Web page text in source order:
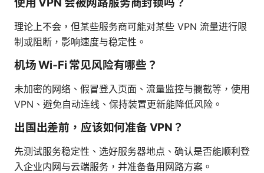
理论上不会，但某些服务商可能对某些 VPN 流量进行限
制或阻断，影响速度与稳定性。
机场 Wi‑Fi 常见风险有哪些？
未加密的网络、假冒登入页面、流量监控与攔截等，使用
VPN、避免自动连线、保持装置更新能降低风险。
出国出差前，应该如何准备 VPN？
先测试服务稳定性、选好服务器地点、确认是否能顺利登
入企业内网与云端服务，并准备备用网路方案。